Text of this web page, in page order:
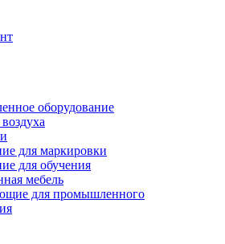
оборудование
для маркировки
для обучения
мебель
для промышленного